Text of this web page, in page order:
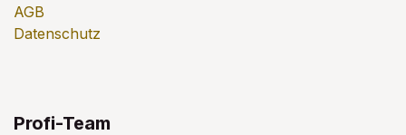
AGB
Datenschutz
Profi-Team